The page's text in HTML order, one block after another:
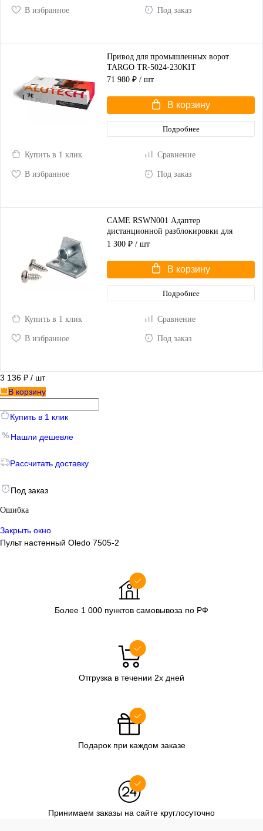
В избранное Под заказ
Привод для промышленных ворот
TARGO TR-5024-230KIT
71 980 ₽ / шт
В корзину
Подробнее
Купить в 1 клик Сравнение
В избранное Под заказ
CAME RSWN001 Адаптер
дистанционной разблокировки для
распашных ворот
1 300 ₽ / шт
В корзину
Подробнее
Купить в 1 клик Сравнение
В избранное Под заказ
3 136 ₽ / шт
В корзину
Купить в 1 клик
Нашли дешевле
Рассчитать доставку
Под заказ
Ошибка
Закрыть окно
Пульт настенный Oledo 7505-2
Более 1 000 пунктов самовывоза по РФ
Отгрузка в течении 2х дней
Подарок при каждом заказе
Принимаем заказы на сайте круглосуточно